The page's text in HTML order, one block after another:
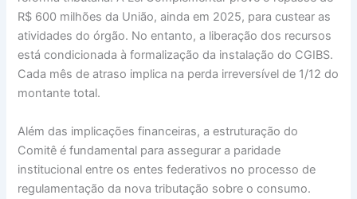
R$ 600 milhões da União, ainda em 2025, para custear as
atividades do órgão. No entanto, a liberação dos recursos
está condicionada à formalização da instalação do CGIBS.
Cada mês de atraso implica na perda irreversível de 1/12 do
montante total.
Além das implicações financeiras, a estruturação do
Comitê é fundamental para assegurar a paridade
institucional entre os entes federativos no processo de
regulamentação da nova tributação sobre o consumo.